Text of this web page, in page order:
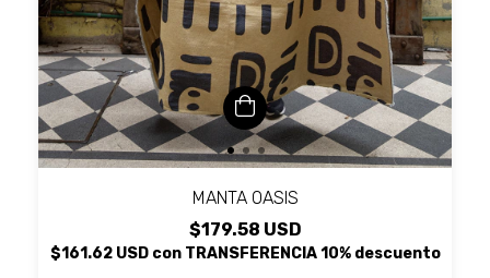
MANTA OASIS
$179.58 USD
$161.62 USD con TRANSFERENCIA 10% descuento